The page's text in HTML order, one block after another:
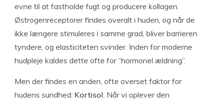
evne til at fastholde fugt og producere kollagen.
Østrogenreceptorer findes overalt i huden, og når de
ikke længere stimuleres i samme grad, bliver barrieren
tyndere, og elasticiteten svinder. Inden for moderne
hudpleje kaldes dette ofte for “hormonel ældning”.
Men der findes en anden, ofte overset faktor for
hudens sundhed: Kortisol . Når vi oplever den